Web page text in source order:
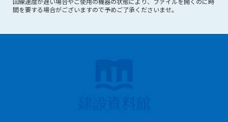
間を要する場合がございますので予めご了承くださいませ。
3. 本サービスにおいて掲載されている広告等によって行われる
する損害については一切責任を負いません。